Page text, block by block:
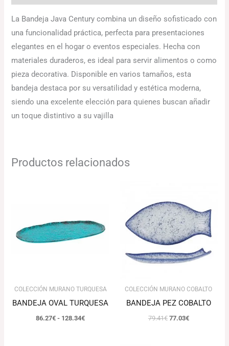
La Bandeja Java Century combina un diseño sofisticado con
una funcionalidad práctica, perfecta para presentaciones
elegantes en el hogar o eventos especiales. Hecha con
materiales duraderos, es ideal para servir alimentos o como
pieza decorativa. Disponible en varios tamaños, esta
bandeja destaca por su versatilidad y estética moderna,
siendo una excelente elección para quienes buscan añadir
un toque distintivo a su vajilla
Productos relacionados
COLECCIÓN MURANO TURQUESA
BANDEJA OVAL TURQUESA
86.27€ - 128.34€
86.27€
hasta
128.34€
COLECCIÓN MURANO COBALTO
BANDEJA PEZ COBALTO
79.41€
original
era:
79.41€.
77.03€
es:
77.03€.